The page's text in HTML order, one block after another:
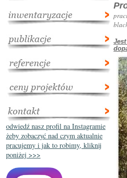
odwiedź nasz profil na Instagramie
żeby zobaczyć nad czym aktualnie
pracujemy i jak to robimy, kliknij
poniżej >>>